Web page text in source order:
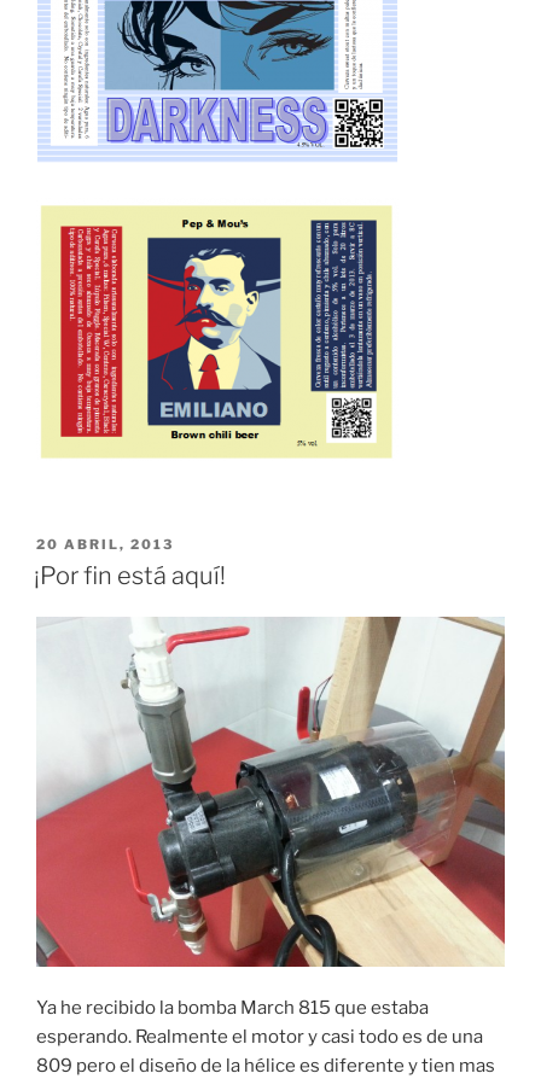
PUBLICADO
EL
20 ABRIL, 2013
¡Por fin está aquí!
Ya he recibido la bomba March 815 que estaba
esperando. Realmente el motor y casi todo es de una
809 pero el diseño de la hélice es diferente y tien mas